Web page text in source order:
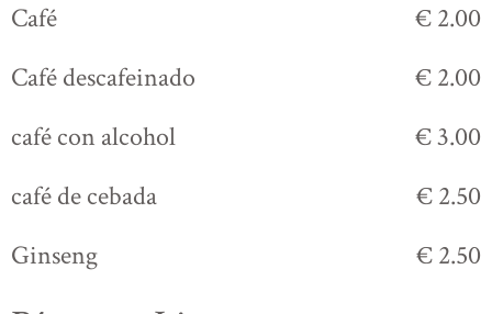
Café
€ 2.00
Café descafeinado
€ 2.00
café con alcohol
€ 3.00
café de cebada
€ 2.50
Ginseng
€ 2.50